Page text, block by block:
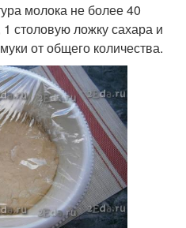
молока не более 40
столовую ложку сахара и
от общего количества.